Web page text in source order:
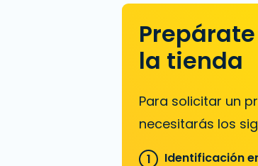
la tienda
Para solicitar un
necesitarás los
Identificación